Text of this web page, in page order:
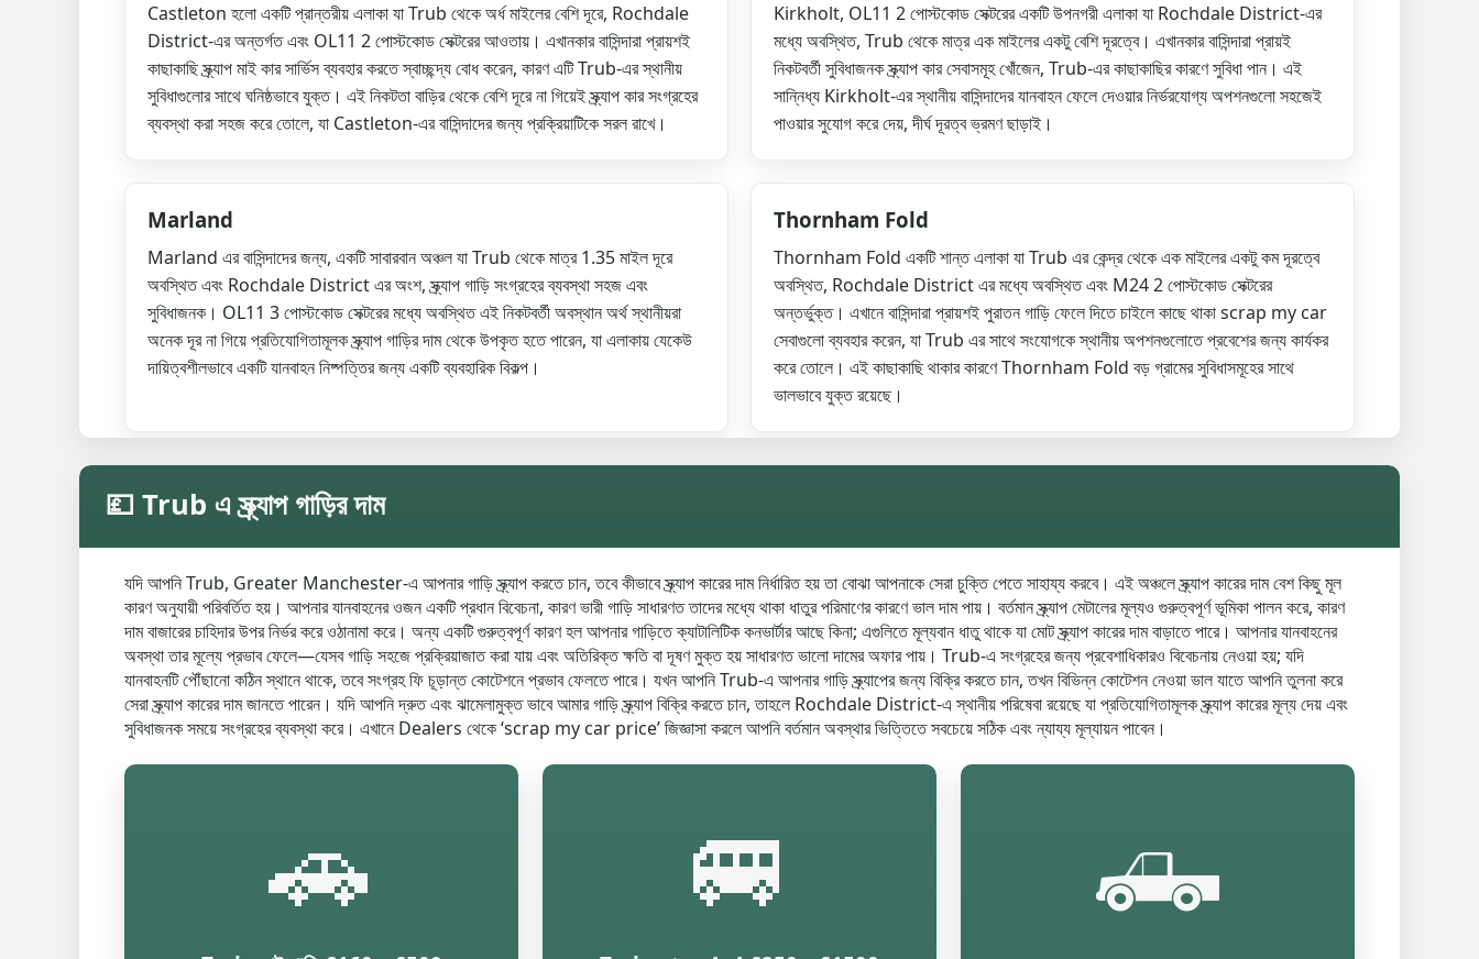
Castleton হলো একটি প্রান্তরীয় এলাকা যা Trub থেকে অর্ধ মাইলের বেশি দূরে, Rochdale
District-এর অন্তর্গত এবং OL11 2 পোস্টকোড সেক্টরের আওতায়। এখানকার বাসিন্দারা প্রায়শই
কাছাকাছি স্ক্র্যাপ মাই কার সার্ভিস ব্যবহার করতে স্বাচ্ছন্দ্য বোধ করেন, কারণ এটি Trub-এর স্থানীয়
সুবিধাগুলোর সাথে ঘনিষ্ঠভাবে যুক্ত। এই নিকটতা বাড়ির থেকে বেশি দূরে না গিয়েই স্ক্র্যাপ কার সংগ্রহের
ব্যবস্থা করা সহজ করে তোলে, যা Castleton-এর বাসিন্দাদের জন্য প্রক্রিয়াটিকে সরল রাখে।
Kirkholt, OL11 2 পোস্টকোড সেক্টরের একটি উপনগরী এলাকা যা Rochdale District-এর
মধ্যে অবস্থিত, Trub থেকে মাত্র এক মাইলের একটু বেশি দূরত্বে। এখানকার বাসিন্দারা প্রায়ই
নিকটবর্তী সুবিধাজনক স্ক্র্যাপ কার সেবাসমূহ খোঁজেন, Trub-এর কাছাকাছির কারণে সুবিধা পান। এই
সান্নিধ্য Kirkholt-এর স্থানীয় বাসিন্দাদের যানবাহন ফেলে দেওয়ার নির্ভরযোগ্য অপশনগুলো সহজেই
পাওয়ার সুযোগ করে দেয়, দীর্ঘ দূরত্ব ভ্রমণ ছাড়াই।
Marland
Marland এর বাসিন্দাদের জন্য, একটি সাবারবান অঞ্চল যা Trub থেকে মাত্র 1.35 মাইল দূরে
অবস্থিত এবং Rochdale District এর অংশ, স্ক্র্যাপ গাড়ি সংগ্রহের ব্যবস্থা সহজ এবং
সুবিধাজনক। OL11 3 পোস্টকোড সেক্টরের মধ্যে অবস্থিত এই নিকটবর্তী অবস্থান অর্থ স্থানীয়রা
অনেক দূর না গিয়ে প্রতিযোগিতামূলক স্ক্র্যাপ গাড়ির দাম থেকে উপকৃত হতে পারেন, যা এলাকায় যেকেউ
দায়িত্বশীলভাবে একটি যানবাহন নিষ্পত্তির জন্য একটি ব্যবহারিক বিকল্প।
Thornham Fold
Thornham Fold একটি শান্ত এলাকা যা Trub এর কেন্দ্র থেকে এক মাইলের একটু কম দূরত্বে
অবস্থিত, Rochdale District এর মধ্যে অবস্থিত এবং M24 2 পোস্টকোড সেক্টরের
অন্তর্ভুক্ত। এখানে বাসিন্দারা প্রায়শই পুরাতন গাড়ি ফেলে দিতে চাইলে কাছে থাকা scrap my car
সেবাগুলো ব্যবহার করেন, যা Trub এর সাথে সংযোগকে স্থানীয় অপশনগুলোতে প্রবেশের জন্য কার্যকর
করে তোলে। এই কাছাকাছি থাকার কারণে Thornham Fold বড় গ্রামের সুবিধাসমূহের সাথে
ভালভাবে যুক্ত রয়েছে।
💷 Trub এ স্ক্র্যাপ গাড়ির দাম
যদি আপনি Trub, Greater Manchester-এ আপনার গাড়ি স্ক্র্যাপ করতে চান, তবে কীভাবে স্ক্র্যাপ কারের দাম নির্ধারিত হয় তা বোঝা আপনাকে সেরা চুক্তি পেতে সাহায্য করবে। এই অঞ্চলে স্ক্র্যাপ কারের দাম বেশ কিছু মূল
কারণ অনুযায়ী পরিবর্তিত হয়। আপনার যানবাহনের ওজন একটি প্রধান বিবেচনা, কারণ ভারী গাড়ি সাধারণত তাদের মধ্যে থাকা ধাতুর পরিমাণের কারণে ভাল দাম পায়। বর্তমান স্ক্র্যাপ মেটালের মূল্যও গুরুত্বপূর্ণ ভূমিকা পালন করে, কারণ
দাম বাজারের চাহিদার উপর নির্ভর করে ওঠানামা করে। অন্য একটি গুরুত্বপূর্ণ কারণ হল আপনার গাড়িতে ক্যাটালিটিক কনভার্টার আছে কিনা; এগুলিতে মূল্যবান ধাতু থাকে যা মোট স্ক্র্যাপ কারের দাম বাড়াতে পারে। আপনার যানবাহনের
অবস্থা তার মূল্যে প্রভাব ফেলে—যেসব গাড়ি সহজে প্রক্রিয়াজাত করা যায় এবং অতিরিক্ত ক্ষতি বা দূষণ মুক্ত হয় সাধারণত ভালো দামের অফার পায়। Trub-এ সংগ্রহের জন্য প্রবেশাধিকারও বিবেচনায় নেওয়া হয়; যদি
যানবাহনটি পৌঁছানো কঠিন স্থানে থাকে, তবে সংগ্রহ ফি চূড়ান্ত কোটেশনে প্রভাব ফেলতে পারে। যখন আপনি Trub-এ আপনার গাড়ি স্ক্র্যাপের জন্য বিক্রি করতে চান, তখন বিভিন্ন কোটেশন নেওয়া ভাল যাতে আপনি তুলনা করে
সেরা স্ক্র্যাপ কারের দাম জানতে পারেন। যদি আপনি দ্রুত এবং ঝামেলামুক্ত ভাবে আমার গাড়ি স্ক্র্যাপ বিক্রি করতে চান, তাহলে Rochdale District-এ স্থানীয় পরিষেবা রয়েছে যা প্রতিযোগিতামূলক স্ক্র্যাপ কারের মূল্য দেয় এবং
সুবিধাজনক সময়ে সংগ্রহের ব্যবস্থা করে। এখানে Dealers থেকে ‘scrap my car price’ জিজ্ঞাসা করলে আপনি বর্তমান অবস্থার ভিত্তিতে সবচেয়ে সঠিক এবং ন্যায্য মূল্যায়ন পাবেন।
🚗 🚐 🛻